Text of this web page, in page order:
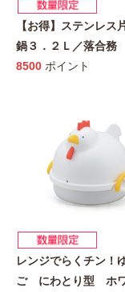
【お得】ステンレス
鍋３．２Ｌ／落合務
8500 ポイント
レンジでらくチン！
ご にわとり型 ホ